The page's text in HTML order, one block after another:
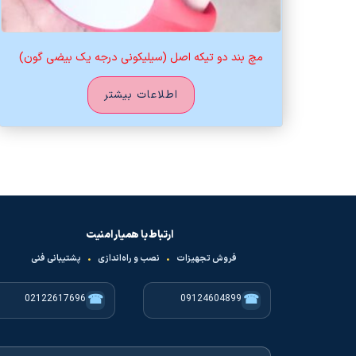
مچ بند دو تیکه اصل (سیلیکونی درجه یک بیضی گون)
اطلاعات بیشتر
ارتباط با همیار امنیت
فروش تجهیزات • نصب و راه‌اندازی • پشتیبانی فنی
☎
09124604899
☎
02122617696